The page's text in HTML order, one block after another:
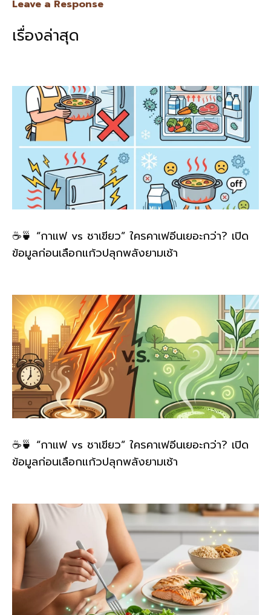
k
Leave a Response
เรื่องล่าสุด
☕🍵 “กาแฟ vs ชาเขียว” ใครคาเฟอีนเยอะกว่า? เปิด
ข้อมูลก่อนเลือกแก้วปลุกพลังยามเช้า
☕🍵 “กาแฟ vs ชาเขียว” ใครคาเฟอีนเยอะกว่า? เปิด
ข้อมูลก่อนเลือกแก้วปลุกพลังยามเช้า